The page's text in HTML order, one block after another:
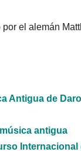
el alemán
Antigua de
antigua